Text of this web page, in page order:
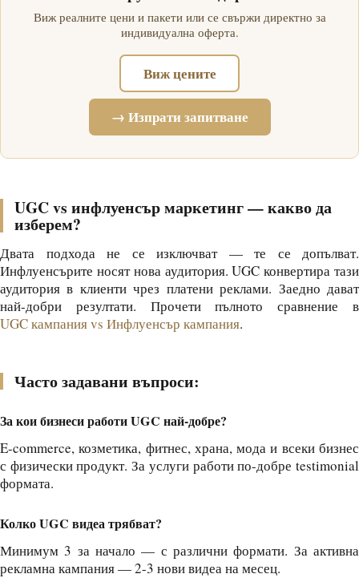
Виж реалните цени и пакети или се свържи директно за
индивидуална оферта.
Виж цените
→ Изпрати запитване
UGC vs инфлуенсър маркетинг — какво да
изберем?
Двата подхода не се изключват — те се допълват.
Инфлуенсърите носят нова аудитория. UGC конвертира тази
аудитория в клиенти чрез платени реклами. Заедно дават
най-добри резултати. Прочети пълното сравнение в
UGC кампания vs Инфлуенсър кампания.
Часто задавани въпроси:
За кои бизнеси работи UGC най-добре?
E-commerce, козметика, фитнес, храна, мода и всеки бизнес
с физически продукт. За услуги работи по-добре testimonial
формата.
Колко UGC видеа трябват?
Минимум 3 за начало — с различни формати. За активна
рекламна кампания — 2-3 нови видеа на месец.